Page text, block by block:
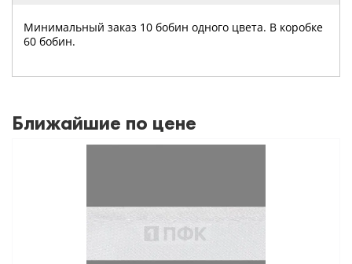
Минимальный заказ 10 бобин одного цвета. В коробке
60 бобин.
Ближайшие по цене